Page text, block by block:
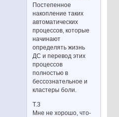
Постепенное
накопление таких
автоматических
процессов, которые
начинают
определять жизнь
ДС и перевод этих
процессов
полностью в
бессознательное и
кластеры боли.
Т.3
Мне не хорошо, что-